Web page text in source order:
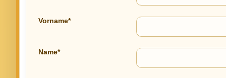
Vorname*
Name*